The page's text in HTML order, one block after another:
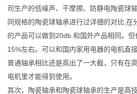
司生产的低噪声、干摩擦、防静电陶瓷球
同规格的陶瓷球轴承进行过详细的对比,在
的产品可以做到20db.和国外产品相同。
15%左右。可以和国内家用电器的电机直
普通轴承相比还是高出了一大截，只有在
电机里才能得到使用。
其次，陶瓷轴承和陶瓷球轴承的生产是高